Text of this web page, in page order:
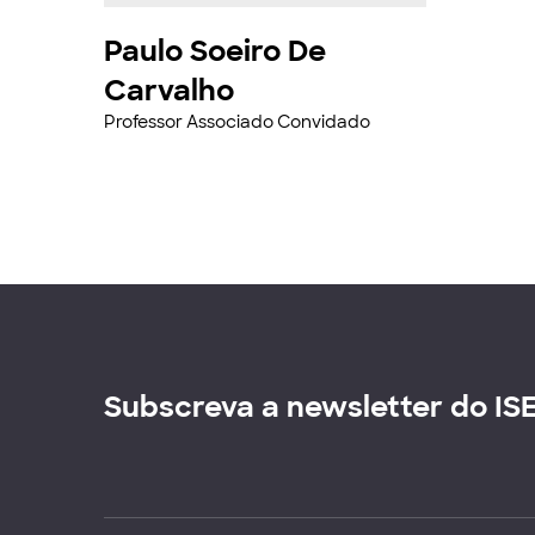
Paulo Soeiro De
Carvalho
Professor Associado Convidado
Subscreva a newsletter do